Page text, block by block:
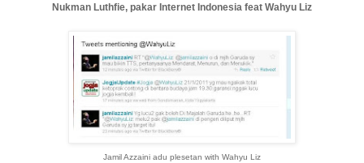
Nukman Luthfie, pakar Internet Indonesia feat Wahyu Liz
Jamil Azzaini adu plesetan with Wahyu Liz